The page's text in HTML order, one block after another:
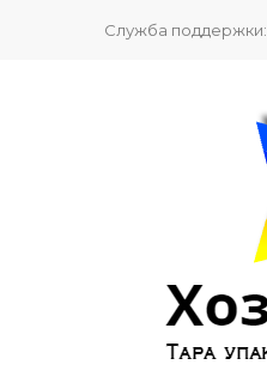
Служба поддержки: